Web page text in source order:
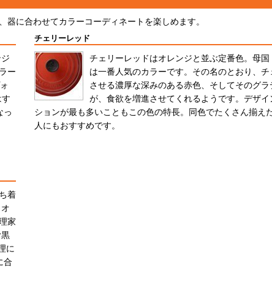
に合わせてカラーコーディネートを楽しめます。
ー
っ
チェリーレッド
チェリーレッドはオレンジと並ぶ定番色。母
は一番人気のカラーです。その名のとおり、チ
させる濃厚な深みのある赤色、そしてそのグラ
が、食欲を増進させてくれるようです。デザイ
ションが最も多いこともこの色の特長。同色でたくさん揃え
人にもおすすめです。
着
家
に
合